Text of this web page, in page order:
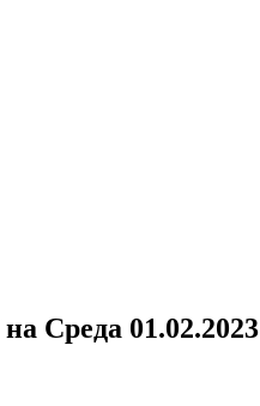
на Среда 01.02.2023